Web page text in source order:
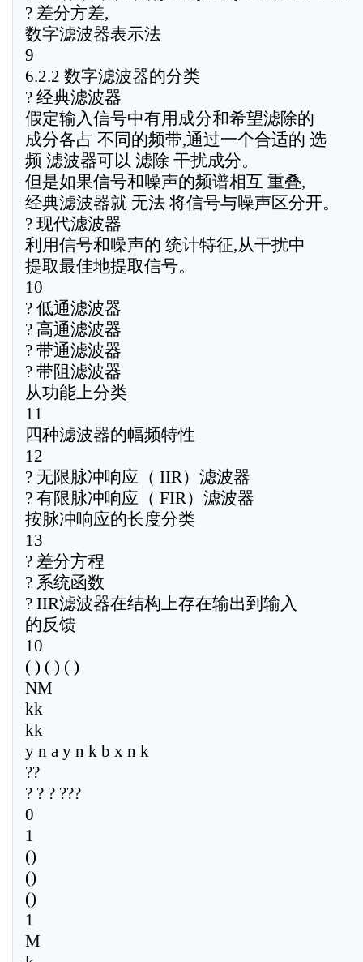
? 差分方差,
数字滤波器表示法
9
6.2.2 数字滤波器的分类
? 经典滤波器
假定输入信号中有用成分和希望滤除的
成分各占 不同的频带,通过一个合适的 选
频 滤波器可以 滤除 干扰成分。
但是如果信号和噪声的频谱相互 重叠,
经典滤波器就 无法 将信号与噪声区分开。
? 现代滤波器
利用信号和噪声的 统计特征,从干扰中
提取最佳地提取信号。
10
? 低通滤波器
? 高通滤波器
? 带通滤波器
? 带阻滤波器
从功能上分类
11
四种滤波器的幅频特性
12
? 无限脉冲响应（ IIR）滤波器
? 有限脉冲响应（ FIR）滤波器
按脉冲响应的长度分类
13
? 差分方程
? 系统函数
? IIR滤波器在结构上存在输出到输入
的反馈
10
( ) ( ) ( )
NM
kk
kk
y n a y n k b x n k
??
? ? ? ???
0
1
()
()
()
1
M